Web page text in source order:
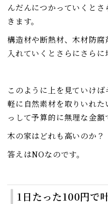
んだんにつかっていくと
きます。
構造材や断熱材、木材防腐
入れていくとさらにさらに
このように上を見ていけ
軽に自然素材を取りいれ
っして予算的に無理な金額
木の家はどれも高いのか？
答えはNOなのです。
1日たった100円で